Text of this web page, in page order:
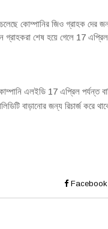
কোম্পানির জিও গ্রাহক
শেষ হয়ে গেলে 17 এপ্রিল
এলইডি 17 এপ্রিল পর্যন্ত
বাড়ানোর জন্য রিচার্জ করে
Facebook